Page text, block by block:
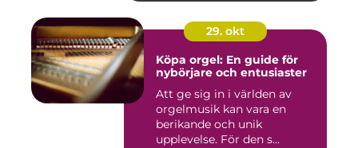
29. okt
Köpa orgel: En guide för
nybörjare och entusiaster
Att ge sig in i världen av
orgelmusik kan vara en
berikande och unik
upplevelse. För den s...